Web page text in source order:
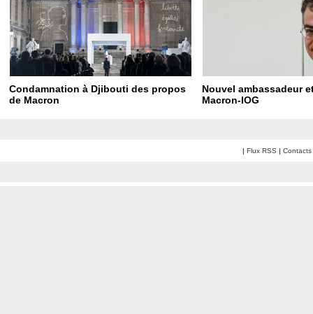
Condamnation à Djibouti des propos
de Macron
Nouvel ambassadeur
Macron-IOG
| Flux RSS | Contacts